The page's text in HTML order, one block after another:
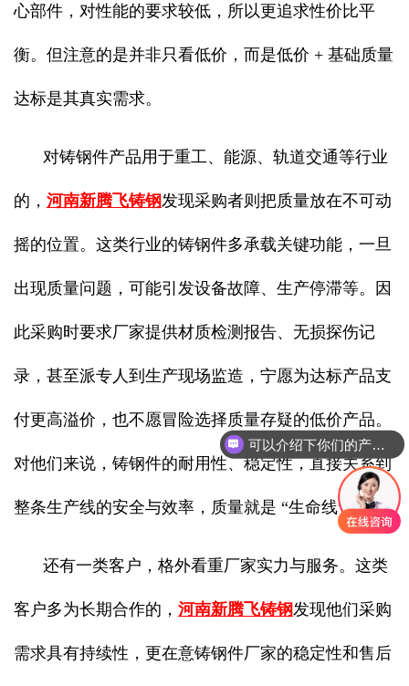
心部件，对性能的要求较低，所以更追求性价比平
衡。但注意的是并非只看低价，而是低价 + 基础质量
达标是其真实需求。
对铸钢件产品用于重工、能源、轨道交通等行业
的， 河南新腾飞铸钢发现采购者则把质量放在不可动
摇的位置。这类行业的铸钢件多承载关键功能，一旦
出现质量问题，可能引发设备故障、生产停滞等。因
此采购时要求厂家提供材质检测报告、无损探伤记
录，甚至派专人到生产现场监造，宁愿为达标产品支
付更高溢价，也不愿冒险选择质量存疑的低价产品。
对他们来说，铸钢件的耐用性、稳定性，直接关系到
整条生产线的安全与效率，质量就是 “生命线”。
还有一类客户，格外看重厂家实力与服务。这类
客户多为长期合作的， 河南新腾飞铸钢发现他们采购
需求具有持续性，更在意铸钢件厂家的稳定性和售后
可以介绍下你们的产品么
你们是怎么收费的呢